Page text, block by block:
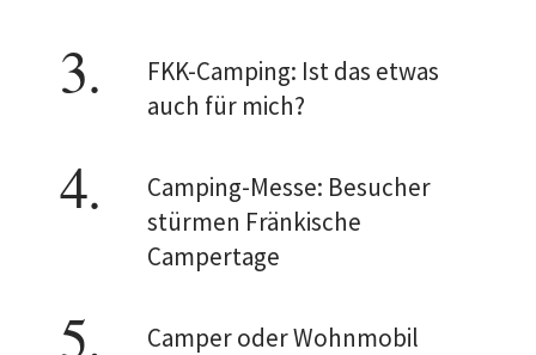
FKK-Camping: Ist das etwas
auch für mich?
Camping-Messe: Besucher
stürmen Fränkische
Campertage
Camper oder Wohnmobil